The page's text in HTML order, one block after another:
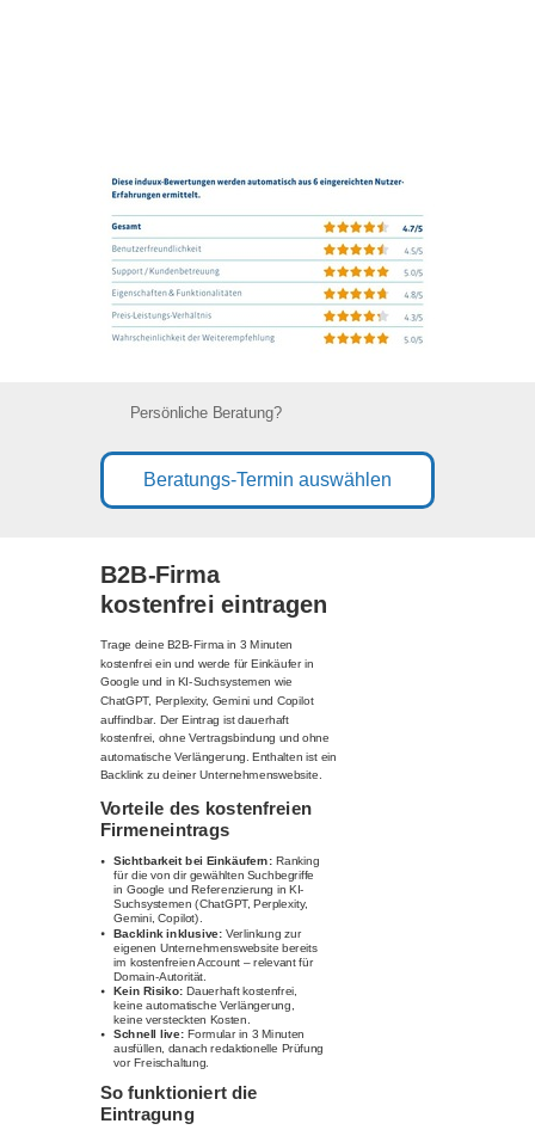
Beratungs-Termin auswählen
Persönliche Beratung?
B2B-Firma
kostenfrei eintragen
Trage deine B2B-Firma in 3 Minuten
kostenfrei ein und werde für Einkäufer in
Google und in KI-Suchsystemen wie
ChatGPT, Perplexity, Gemini und Copilot
auffindbar. Der Eintrag ist dauerhaft
kostenfrei, ohne Vertragsbindung und ohne
automatische Verlängerung. Enthalten ist ein
Backlink zu deiner Unternehmenswebsite.
Vorteile des kostenfreien
Firmeneintrags
Sichtbarkeit bei Einkäufern: Ranking
für die von dir gewählten Suchbegriffe
in Google und Referenzierung in KI-
Suchsystemen (ChatGPT, Perplexity,
Gemini, Copilot).
Backlink inklusive: Verlinkung zur
eigenen Unternehmenswebsite bereits
im kostenfreien Account – relevant für
Domain-Autorität.
Kein Risiko: Dauerhaft kostenfrei,
keine automatische Verlängerung,
keine versteckten Kosten.
Schnell live: Formular in 3 Minuten
ausfüllen, danach redaktionelle Prüfung
vor Freischaltung.
So funktioniert die
Eintragung